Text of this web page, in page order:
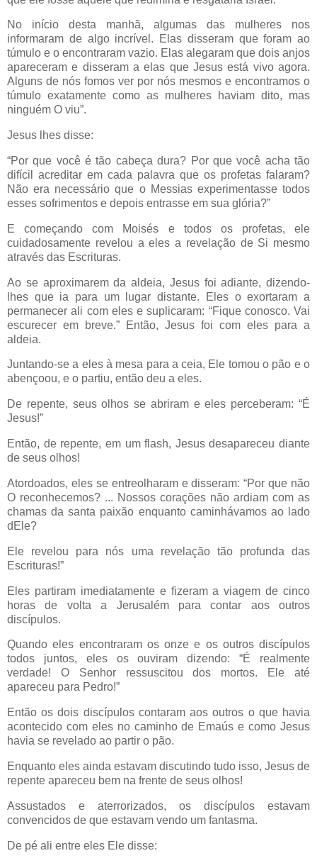
No início desta manhã, algumas das mulheres nos
informaram de algo incrível. Elas disseram que foram ao
túmulo e o encontraram vazio. Elas alegaram que dois anjos
apareceram e disseram a elas que Jesus está vivo agora.
Alguns de nós fomos ver por nós mesmos e encontramos o
túmulo exatamente como as mulheres haviam dito, mas
ninguém O viu”.
Jesus lhes disse:
“Por que você é tão cabeça dura? Por que você acha tão
difícil acreditar em cada palavra que os profetas falaram?
Não era necessário que o Messias experimentasse todos
esses sofrimentos e depois entrasse em sua glória?”
E começando com Moisés e todos os profetas, ele
cuidadosamente revelou a eles a revelação de Si mesmo
através das Escrituras.
Ao se aproximarem da aldeia, Jesus foi adiante, dizendo-
lhes que ia para um lugar distante. Eles o exortaram a
permanecer ali com eles e suplicaram: “Fique conosco. Vai
escurecer em breve.” Então, Jesus foi com eles para a
aldeia.
Juntando-se a eles à mesa para a ceia, Ele tomou o pão e o
abençoou, e o partiu, então deu a eles.
De repente, seus olhos se abriram e eles perceberam: “É
Jesus!”
Então, de repente, em um flash, Jesus desapareceu diante
de seus olhos!
Atordoados, eles se entreolharam e disseram: “Por que não
O reconhecemos? ... Nossos corações não ardiam com as
chamas da santa paixão enquanto caminhávamos ao lado
dEle?
Ele revelou para nós uma revelação tão profunda das
Escrituras!”
Eles partiram imediatamente e fizeram a viagem de cinco
horas de volta a Jerusalém para contar aos outros
discípulos.
Quando eles encontraram os onze e os outros discípulos
todos juntos, eles os ouviram dizendo: “É realmente
verdade! O Senhor ressuscitou dos mortos. Ele até
apareceu para Pedro!”
Então os dois discípulos contaram aos outros o que havia
acontecido com eles no caminho de Emaús e como Jesus
havia se revelado ao partir o pão.
Enquanto eles ainda estavam discutindo tudo isso, Jesus de
repente apareceu bem na frente de seus olhos!
Assustados e aterrorizados, os discípulos estavam
convencidos de que estavam vendo um fantasma.
De pé ali entre eles Ele disse: